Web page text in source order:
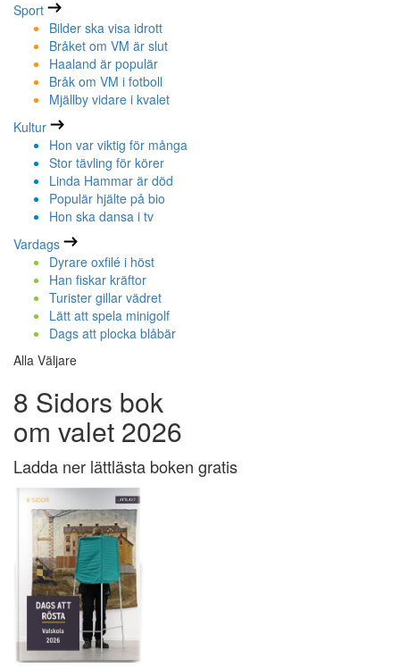
Sport
Bilder ska visa idrott
Bråket om VM är slut
Haaland är populär
Bråk om VM i fotboll
Mjällby vidare i kvalet
Kultur
Hon var viktig för många
Stor tävling för körer
Linda Hammar är död
Populär hjälte på bio
Hon ska dansa i tv
Vardags
Dyrare oxfilé i höst
Han fiskar kräftor
Turister gillar vädret
Lätt att spela minigolf
Dags att plocka blåbär
Alla Väljare
8 Sidors bok
om valet 2026
Ladda ner lättlästa boken gratis